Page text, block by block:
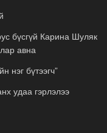
бүсгүй Карина Шуляк
авна
нэг бүтээгч”
удаа гэрлэлээ